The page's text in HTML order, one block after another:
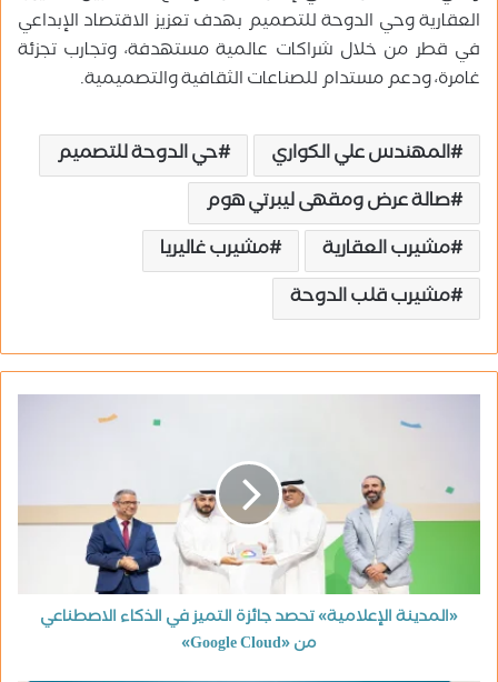
العقارية وحي الدوحة للتصميم بهدف تعزيز الاقتصاد الإبداعي
في قطر من خلال شراكات عالمية مستهدفة، وتجارب تجزئة
غامرة، ودعم مستدام للصناعات الثقافية والتصميمية.
المهندس علي الكواري
حي الدوحة للتصميم
صالة عرض ومقهى ليبرتي هوم
مشيرب العقارية
مشيرب غاليريا
مشيرب قلب الدوحة
«المدينة الإعلامية» تحصد جائزة التميز في الذكاء الاصطناعي
من «Google Cloud»